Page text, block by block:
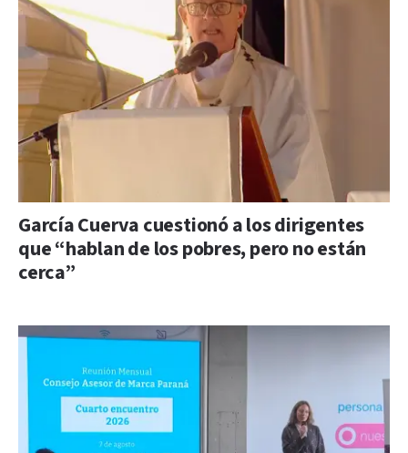
García Cuerva cuestionó a los dirigentes
que “hablan de los pobres, pero no están
cerca”